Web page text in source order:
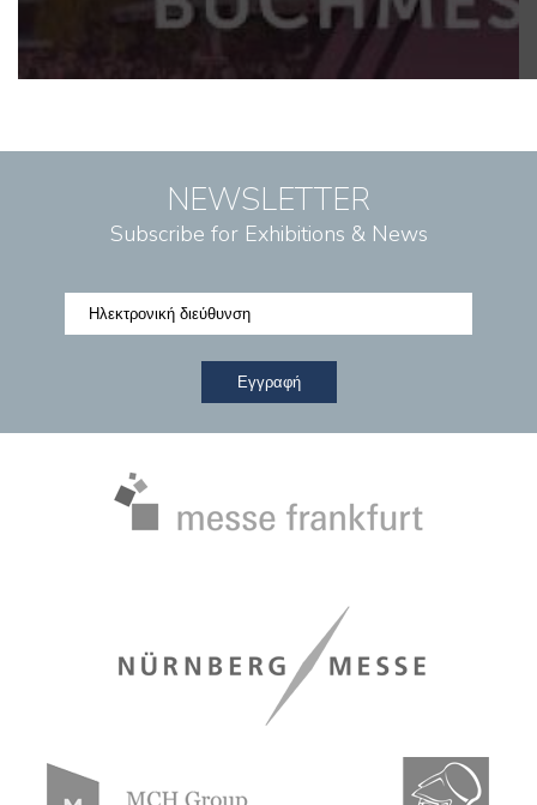
NEWSLETTER
Subscribe for Exhibitions & News